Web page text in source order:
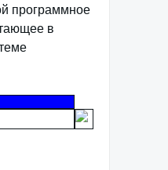
программное
в